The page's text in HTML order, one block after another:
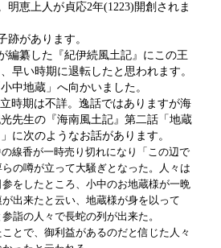
明恵上人が貞応2年(1223)開創されま
跡があります。
編纂した『紀伊続風土記』にこの王
早い時期に退転したと思われます。
中地蔵」へ向かいました。
時期は不詳。逸話ではありますが海
先生の『海南風土記』第二話「地蔵
に次のようなお話があります。
線香が一時売り切れになり「この辺で
の噂が立って大騒ぎとなった。人々は
をしたところ、小中のお地蔵様が一晩
出来たと云い、地蔵様が身を以って
詣の人々で長蛇の列が出来た。
とで、御利益があるのだと信じた人々